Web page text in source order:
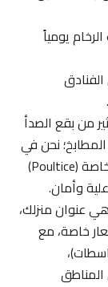
يومياً
بقع الصدأ
نحن في
كلين هوم سيرفس نستخدم كمادات كيميائية خاصة (Poultice)
وأمان.
منزلك،
خاصة، مع